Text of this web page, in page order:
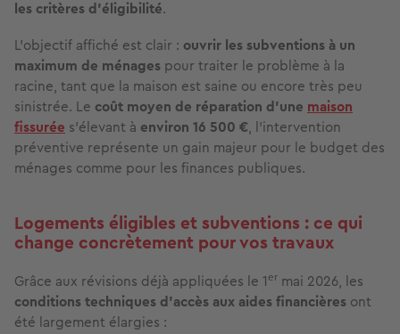
les critères d'éligibilité.
L'objectif affiché est clair : ouvrir les subventions à un
maximum de ménages pour traiter le problème à la
racine, tant que la maison est saine ou encore très peu
sinistrée. Le coût moyen de réparation d'une maison
fissurée s'élevant à environ 16 500 €, l'intervention
préventive représente un gain majeur pour le budget des
ménages comme pour les finances publiques.
Logements éligibles et subventions : ce qui
change concrètement pour vos travaux
Grâce aux révisions déjà appliquées le 1er mai 2026, les
conditions techniques d'accès aux aides financières ont
été largement élargies :